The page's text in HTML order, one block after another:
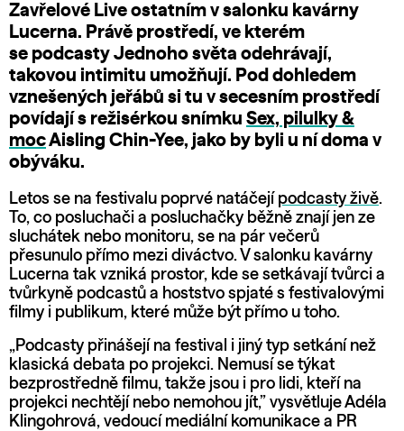
Zavřelové Live ostatním v salonku kavárny
Lucerna. Právě prostředí, ve kterém
se podcasty Jednoho světa odehrávají,
takovou intimitu umožňují. Pod dohledem
vznešených jeřábů si tu v secesním prostředí
povídají s režisérkou snímku Sex, pilulky &
mocAisling Chin-Yee, jako by byli u ní doma v
obýváku.
Letos se na festivalu poprvé natáčejí podcasty živě.
To, co posluchači a posluchačky běžně znají jen ze
sluchátek nebo monitoru, se na pár večerů
přesunulo přímo mezi diváctvo. V salonku kavárny
Lucerna tak vzniká prostor, kde se setkávají tvůrci a
tvůrkyně podcastů a hoststvo spjaté s festivalovými
filmy i publikum, které může být přímo u toho.
„Podcasty přinášejí na festival i jiný typ setkání než
klasická debata po projekci. Nemusí se týkat
bezprostředně filmu, takže jsou i pro lidi, kteří na
projekci nechtějí nebo nemohou jít,” vysvětluje Adéla
Klingohrová, vedoucí mediální komunikace a PR